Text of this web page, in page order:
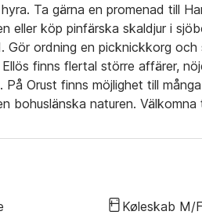
Ta gärna en promenad till
eller köp pinfärska skaldjur i
ordning en picknickkorg
finns flertal större affärer,
Orust finns möjlighet till
bohuslänska naturen. Välkomna
Køleskab